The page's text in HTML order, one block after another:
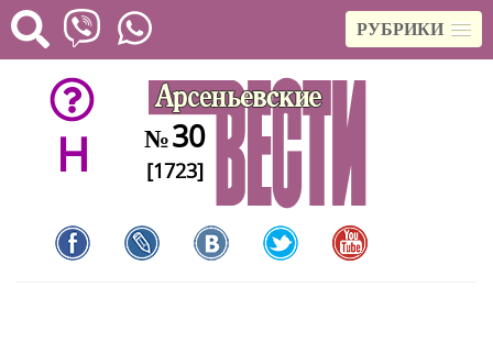
РУБРИКИ
H №30
[1723]